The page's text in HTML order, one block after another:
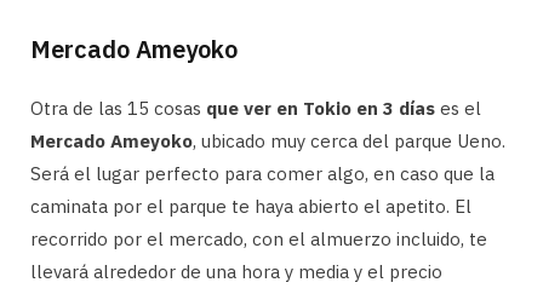
Mercado Ameyoko
Otra de las 15 cosas que ver en Tokio en 3 días es el
Mercado Ameyoko, ubicado muy cerca del parque Ueno.
Será el lugar perfecto para comer algo, en caso que la
caminata por el parque te haya abierto el apetito. El
recorrido por el mercado, con el almuerzo incluido, te
llevará alrededor de una hora y media y el precio